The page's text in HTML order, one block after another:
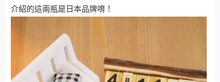
介紹的這兩瓶是日本品牌唷！